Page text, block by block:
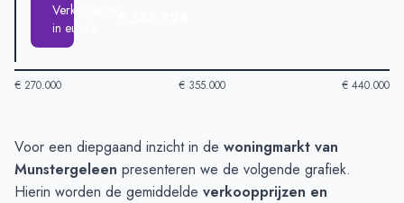
Verkoopprijs
in euro's
€ 270.000 € 355.000 € 440.000
Huizenprijzen in Munstergeleen- Afgelopen 3 maanden
Type
Bedrag
Vraagprijs in euro's
€ 389.571
Voor een diepgaand inzicht in de woningmarkt van
Munstergeleen presenteren we de volgende grafiek.
Hierin worden de gemiddelde verkoopprijzen en